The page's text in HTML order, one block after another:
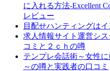
に入れる方法-Excellent
レビュー
目配せハンティングは
求人情報サイト運営シ
コミと２ｃｈの噂
テンプレ会話術～女性
～の噂と実践者の口コミ